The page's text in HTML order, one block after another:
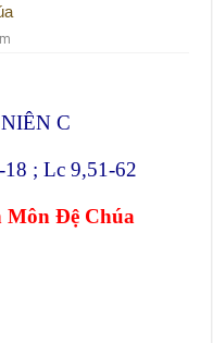
C
; Lc 9,51-62
Môn Đệ Chúa